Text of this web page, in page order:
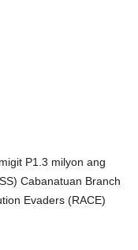
P1.3 milyon ang
Cabanatuan Branch
Evaders (RACE)